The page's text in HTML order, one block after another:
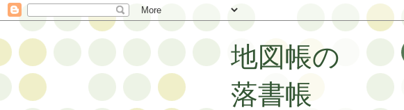
地図帳の
落書帳